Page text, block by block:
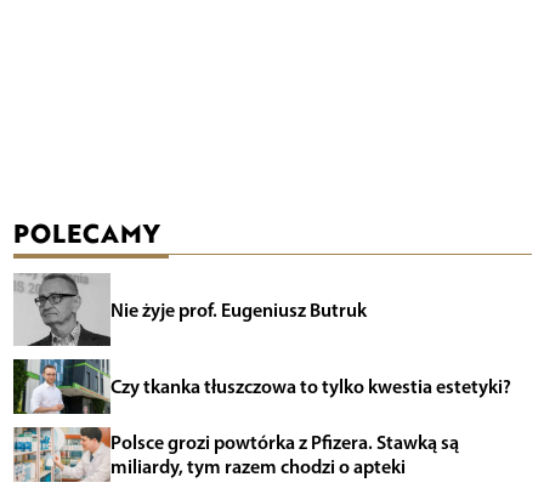
POLECAMY
Nie żyje prof. Eugeniusz Butruk
Czy tkanka tłuszczowa to tylko kwestia estetyki?
Polsce grozi powtórka z Pfizera. Stawką są
miliardy, tym razem chodzi o apteki